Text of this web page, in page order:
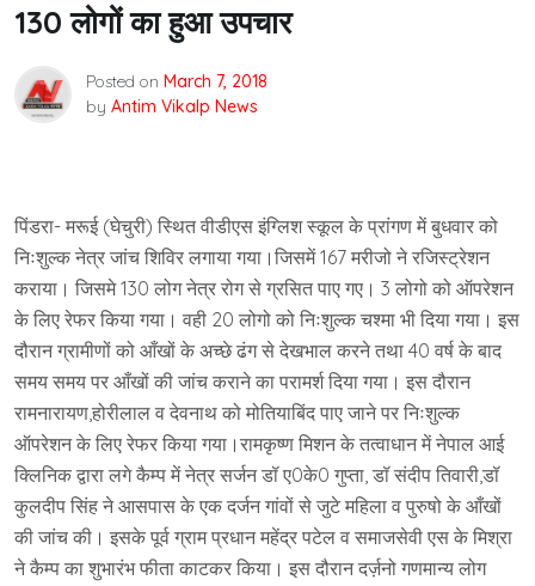
130 लोगों का हुआ उपचार
Posted on March 7, 2018
by Antim Vikalp News
पिंडरा- मरूई (घेचुरी) स्थित वीडीएस इंग्लिश स्कूल के प्रांगण में बुधवार को
निःशुल्क नेत्र जांच शिविर लगाया गया।जिसमें 167 मरीजो ने रजिस्ट्रेशन
कराया। जिसमे 130 लोग नेत्र रोग से ग्रसित पाए गए। 3 लोगो को ऑपरेशन
के लिए रेफर किया गया। वही 20 लोगो को निःशुल्क चश्मा भी दिया गया। इस
दौरान ग्रामीणों को आँखों के अच्छे ढंग से देखभाल करने तथा 40 वर्ष के बाद
समय समय पर आँखों की जांच कराने का परामर्श दिया गया। इस दौरान
रामनारायण,होरीलाल व देवनाथ को मोतियाबिंद पाए जाने पर निःशुल्क
ऑपरेशन के लिए रेफर किया गया।रामकृष्ण मिशन के तत्वाधान में नेपाल आई
क्लिनिक द्वारा लगे कैम्प में नेत्र सर्जन डॉ ए0के0 गुप्ता, डॉ संदीप तिवारी,डॉ
कुलदीप सिंह ने आसपास के एक दर्जन गांवों से जुटे महिला व पुरुषो के आँखों
की जांच की। इसके पूर्व ग्राम प्रधान महेंद्र पटेल व समाजसेवी एस के मिश्रा
ने कैम्प का शुभारंभ फीता काटकर किया। इस दौरान दर्ज़नो गणमान्य लोग